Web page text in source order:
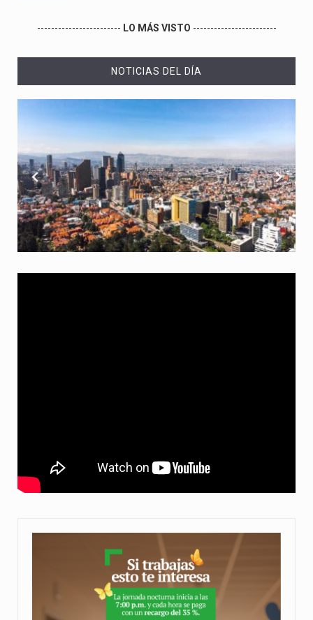
------------------------ LO MÁS VISTO ------------------------
NOTICIAS DEL DÍA